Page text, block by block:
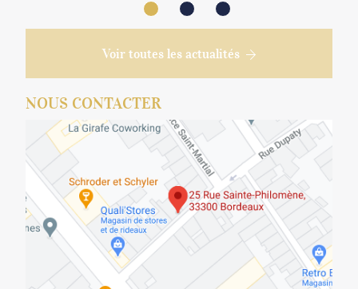
Voir toutes les actualités
NOUS CONTACTER